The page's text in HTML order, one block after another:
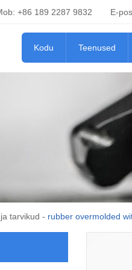
+86 189 2287 9832 E-
Kodu Teenused
tarvikud - rubber overmolded